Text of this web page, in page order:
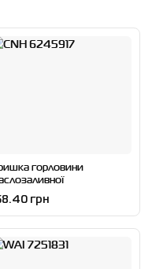
горловини
грн